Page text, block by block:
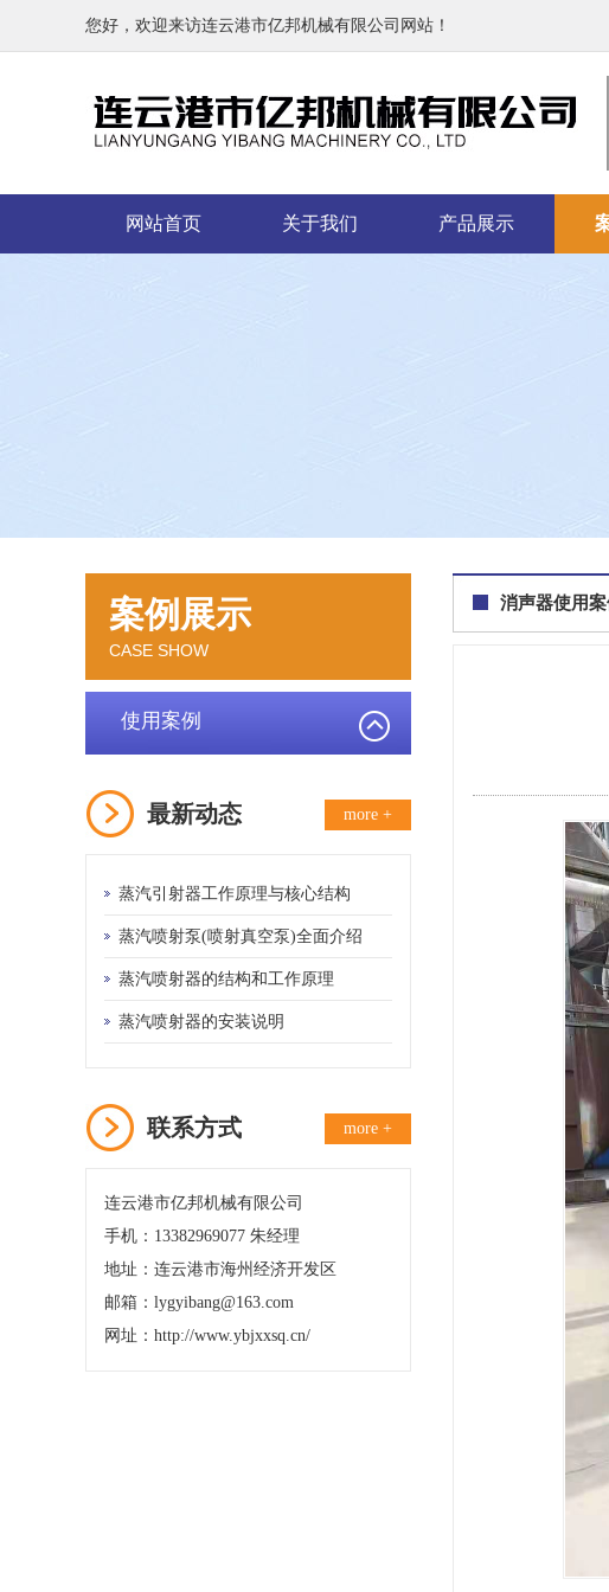
您好，欢迎来访连云港市亿邦机械有限公司网站！
网站首页 关于我们 产品展示
案例展示
CASE SHOW
使用案例
最新动态 more +
蒸汽引射器工作原理与核心结构
蒸汽喷射泵(喷射真空泵)全面介绍
蒸汽喷射器的结构和工作原理
蒸汽喷射器的安装说明
联系方式 more +
连云港市亿邦机械有限公司
手机：13382969077 朱经理
地址：连云港市海州经济开发区
邮箱：lygyibang@163.com
网址：http://www.ybjxxsq.cn/
消声器使用案